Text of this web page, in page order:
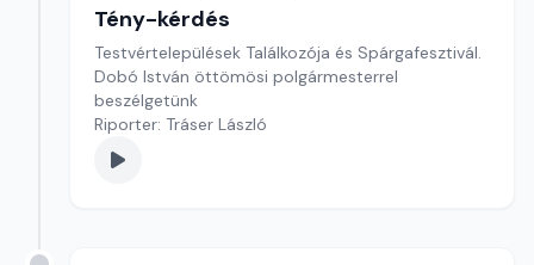
Tény-kérdés
Testvértelepülések Találkozója és Spárgafesztivál.
Dobó István öttömösi polgármesterrel
beszélgetünk
Riporter: Tráser László